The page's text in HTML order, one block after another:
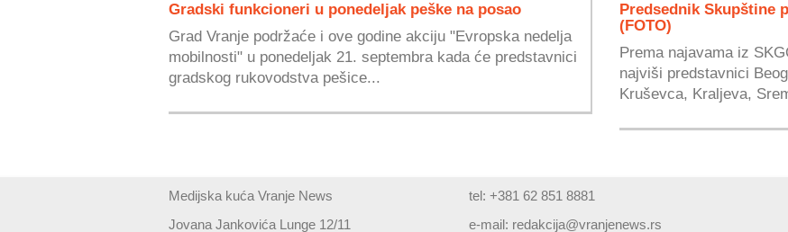
Gradski funkcioneri u ponedeljak peške na posao
Grad Vranje podržaće i ove godine akciju "Evropska nedelja
mobilnosti" u ponedeljak 21. septembra kada će predstavnici
gradskog rukovodstva pešice...
Predsednik Skupštine
(FOTO)
Prema najavama iz
najviši predstavnici
Kruševca, Kraljeva,
Medijska kuća Vranje News
Jovana Jankovića Lunge 12/11
tel: +381 62 851 8881
e-mail: redakcija@vranjenews.rs